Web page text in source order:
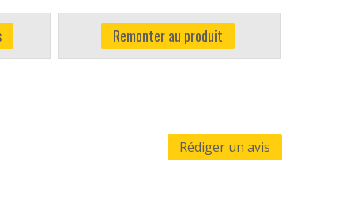
Remonter au produit
Rédiger un avis